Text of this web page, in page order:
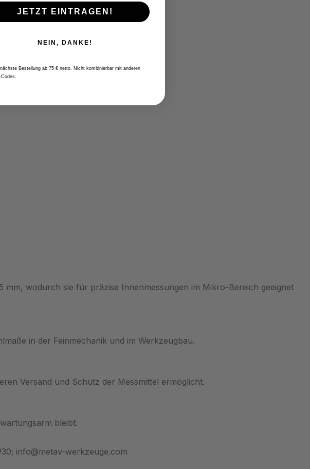
wodurch sie für präzise Innenmessungen im Mikro‑Bereich geeignet
in der Feinmechanik und im Werkzeugbau.
Versand und Schutz der Messmittel ermöglicht.
bleibt.
info@metav-werkzeuge.com
JETZT EINTRAGEN!
NEIN, DANKE!
Bestellung ab 75 € netto. Nicht kombinierbar mit anderen